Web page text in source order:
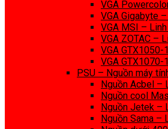
VGA
VGA Gigabyte
VGA MSI –
VGA ZOTAC –
VGA
VGA
PSU – Nguồn máy
Nguồn Acbel –
Nguồn cool
Nguồn Jetek –
Nguồn Sama –